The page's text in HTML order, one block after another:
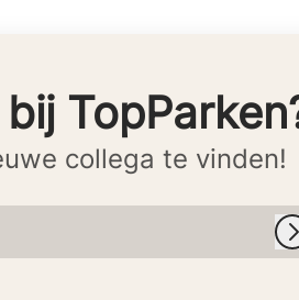
collega te vinden!